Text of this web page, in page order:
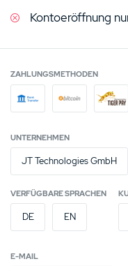
dessen Konditionen
ob es sich um einen
Kontoeröffnung
ZAHLUNGSMETHODEN
UNTERNEHMEN
JT Technologies GmbH
VERFÜGBARE SPRACHEN
DE EN
E-MAIL